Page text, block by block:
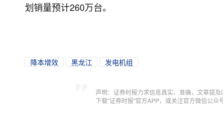
划销量预计260万台。
降本增效 黑龙江 发电机组
声明：证券时报力求信息真实、准确，文章提
下载"证券时报"官方APP，或关注官方微信公